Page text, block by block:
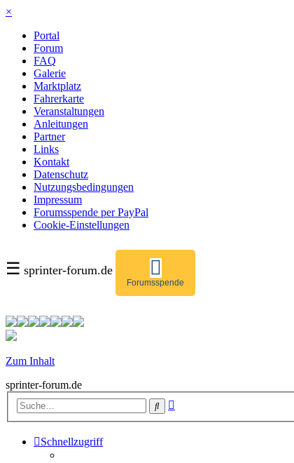
×
Portal
Forum
FAQ
Galerie
Marktplatz
Fahrerkarte
Veranstaltungen
Anleitungen
Partner
Links
Kontakt
Datenschutz
Nutzungsbedingungen
Impressum
Forumsspende per PayPal
Cookie-Einstellungen
☰ sprinter-forum.de
Forumsspende
Zum Inhalt
sprinter-forum.de
Suche
Schnellzugriff